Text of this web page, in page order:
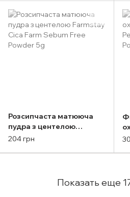
Розсипчаста матююча
пудра з центелою
Farmstay Cica Farm
204 грн
Показать еще